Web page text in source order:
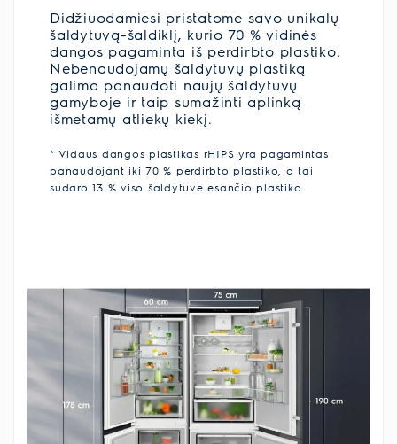
Didžiuodamiesi pristatome savo unikalų
šaldytuvą-šaldiklį, kurio 70 % vidinės
dangos pagaminta iš perdirbto plastiko.
Nebenaudojamų šaldytuvų plastiką
galima panaudoti naujų šaldytuvų
gamyboje ir taip sumažinti aplinką
išmetamų atliekų kiekį.
* Vidaus dangos plastikas rHIPS yra pagamintas
panaudojant iki 70 % perdirbto plastiko, o tai
sudaro 13 % viso šaldytuve esančio plastiko.